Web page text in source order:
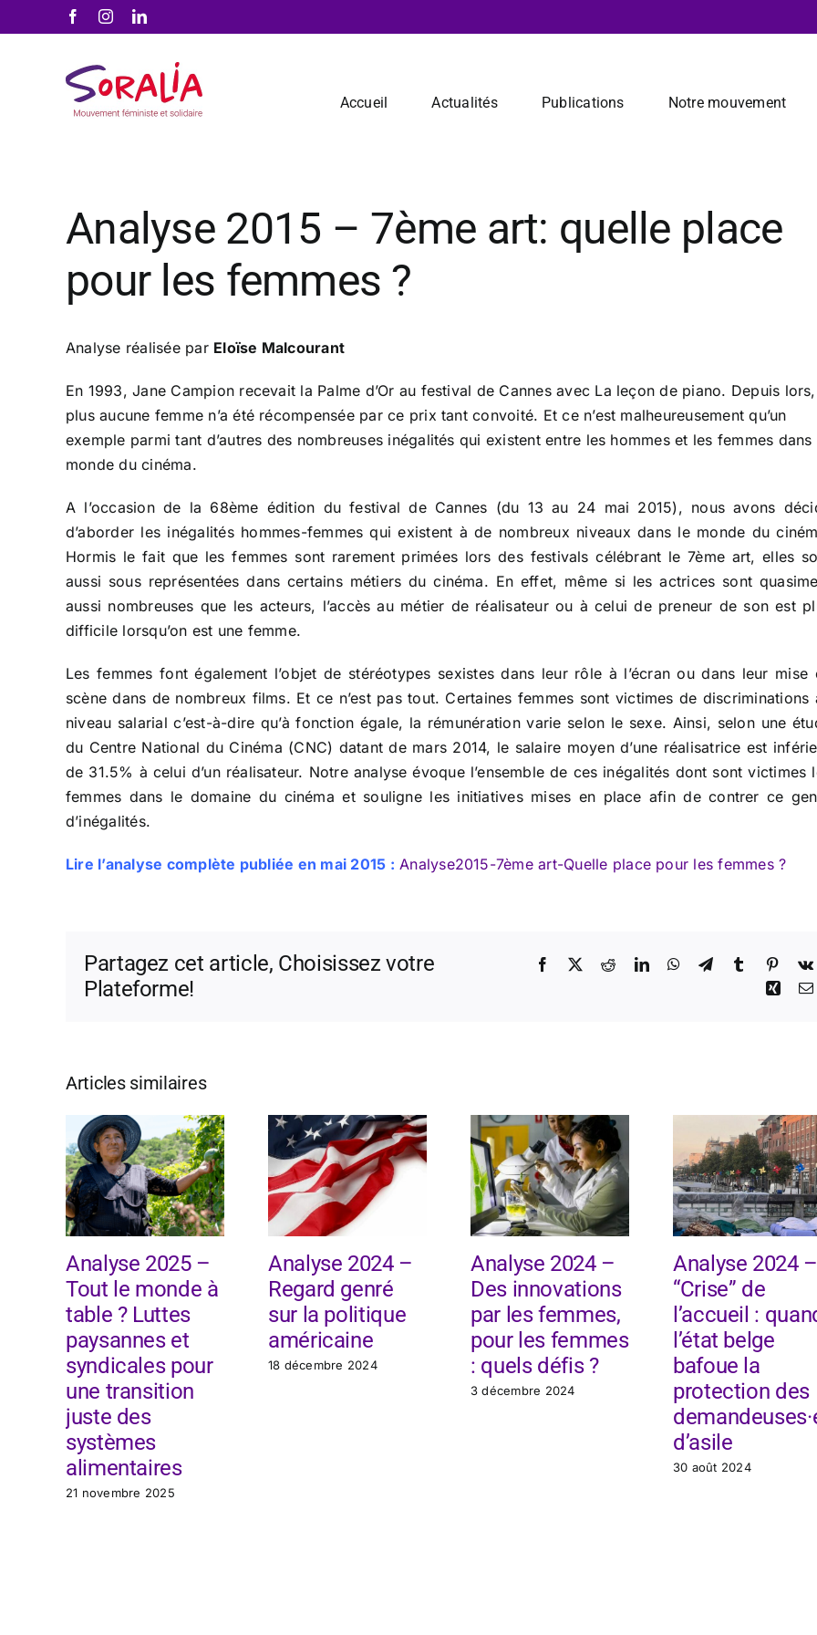
au
FacebookInstagramLinkedIn
Accueil Actualités Publications Notre mouvement
Analyse 2015 – 7ème art: quelle place
pour les femmes ?
Analyse réalisée par Eloïse Malcourant
En 1993, Jane Campion recevait la Palme d’Or au festival de Cannes avec La leçon de piano. Depuis lors,
plus aucune femme n’a été récompensée par ce prix tant convoité. Et ce n’est malheureusement qu’un
exemple parmi tant d’autres des nombreuses inégalités qui existent entre les hommes et les femmes dans
monde du cinéma.
A l’occasion de la 68ème édition du festival de Cannes (du 13 au 24 mai 2015), nous avons
d’aborder les inégalités hommes-femmes qui existent à de nombreux niveaux dans le monde du
Hormis le fait que les femmes sont rarement primées lors des festivals célébrant le 7ème art, elles
aussi sous représentées dans certains métiers du cinéma. En effet, même si les actrices sont
aussi nombreuses que les acteurs, l’accès au métier de réalisateur ou à celui de preneur de son est
difficile lorsqu’on est une femme.
Les femmes font également l’objet de stéréotypes sexistes dans leur rôle à l’écran ou dans leur mise
scène dans de nombreux films. Et ce n’est pas tout. Certaines femmes sont victimes de discriminations
niveau salarial c’est-à-dire qu’à fonction égale, la rémunération varie selon le sexe. Ainsi, selon une
du Centre National du Cinéma (CNC) datant de mars 2014, le salaire moyen d’une réalisatrice est
de 31.5% à celui d’un réalisateur. Notre analyse évoque l’ensemble de ces inégalités dont sont victimes
femmes dans le domaine du cinéma et souligne les initiatives mises en place afin de contrer ce
d’inégalités.
Lire l’analyse complète publiée en mai 2015 : Analyse2015-7ème art-Quelle place pour les femmes ?
Partagez cet article, Choisissez votre
Plateforme!
Facebook RedditLinkedInWhatsApp
TelegramTumblr
Xing
Articles similaires
Analyse 2025 –
Tout le monde à
table ? Luttes
paysannes et
syndicales pour
une transition
juste des
systèmes
alimentaires
21 novembre 2025
Analyse 2024 –
Regard genré
sur la politique
américaine
18 décembre 2024
Analyse 2024 –
Des innovations
par les femmes,
pour les femmes
: quels défis ?
3 décembre 2024
Analyse 2024 –
“Crise” de
l’accueil :
l’état belge
bafoue la
protection des
d’asile
30 août 2024